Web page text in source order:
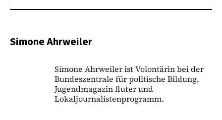
Simone Ahrweiler
Simone Ahrweiler ist Volontärin bei der
Bundeszentrale für politische Bildung,
Jugendmagazin fluter und
Lokaljournalistenprogramm.